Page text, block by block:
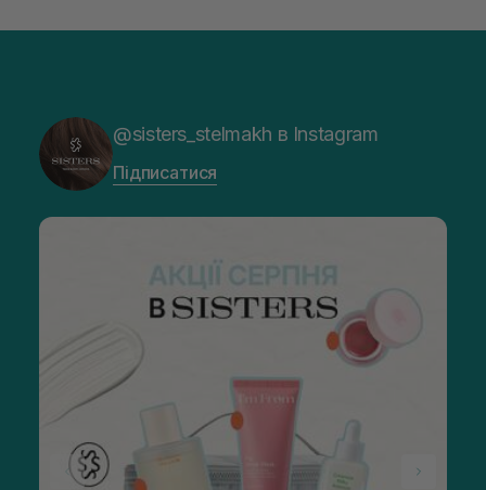
@sisters_stelmakh в Instagram
Підписатися